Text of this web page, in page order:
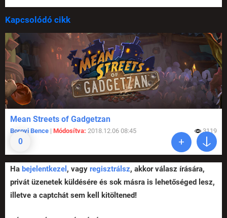
Kapcsolódó cikk
0
Mean Streets of Gadgetzan
Borovi Bence | Módosítva: 2018.12.06 08:45 3119
Ha bejelentkezel , vagy regisztrálsz, akkor válasz írására,
privát üzenetek küldésére és sok másra is lehetőséged lesz,
illetve a captchát sem kell kitöltened!